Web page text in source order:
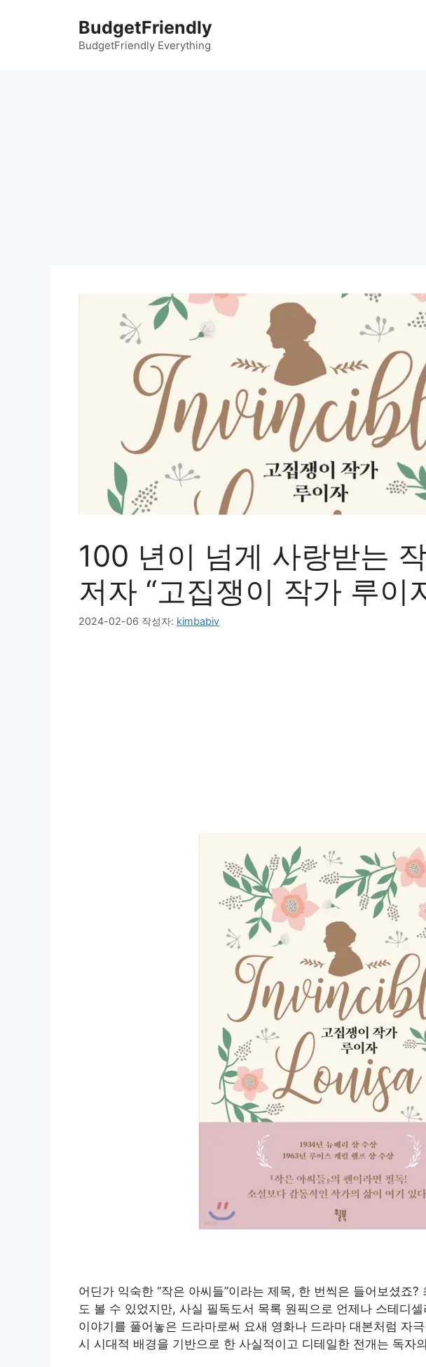
BudgetFriendly
BudgetFriendly Everything
100 년이 넘게 사랑받는
저자 “고집쟁이 작가 루이
2024-02-06 작성자: kimbabiv
어딘가 익숙한 “작은 아씨들”이라는 제목, 한 번씩은 들어보셨죠
도 볼 수 있었지만, 사실 필독도서 목록 원픽으로 언제나 스테디
이야기를 풀어놓은 드라마로써 요새 영화나 드라마 대본처럼 자
시 시대적 배경을 기반으로 한 사실적이고 디테일한 전개는 독자